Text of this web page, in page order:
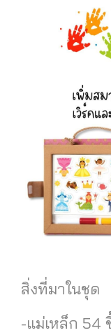
สิ่งที่มาในชุด
-แม่เหล็ก 54